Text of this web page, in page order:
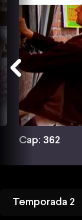
Cap: 362